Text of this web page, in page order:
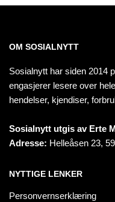
OM SOSIALNYTT
Sosialnytt har siden 2014
engasjerer lesere over
hendelser, kjendiser,
Sosialnytt utgis av Erte
Adresse: Helleåsen 23,
NYTTIGE LENKER
Personvernserklæring